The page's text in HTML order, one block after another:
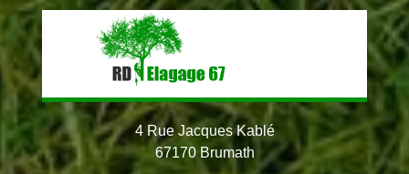
4 Rue Jacques Kablé
67170 Brumath